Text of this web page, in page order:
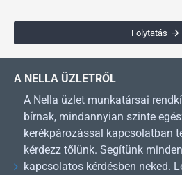
Folytatás
A NELLA ÜZLETRŐL
A Nella üzlet munkatársai
bírnak, mindannyian szinte
kerékpározással kapcsolatban
kérdezz tőlünk. Segítünk
kapcsolatos kérdésben neked.